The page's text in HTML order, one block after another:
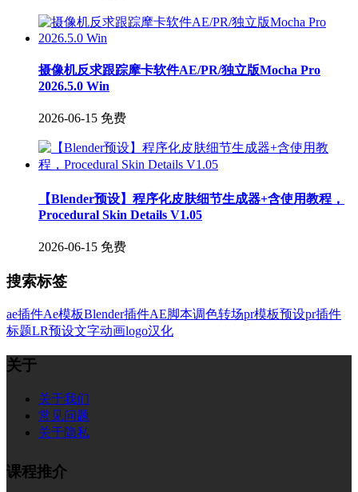
摄像机反求跟踪摩卡软件AE/PR/独立版Mocha Pro
2026.5.0 Win
2026-06-15 免费
【Blender预设】程序化皮肤细节生成器+含使用教程，
Procedural Skin Details V1.05
2026-06-15 免费
搜索标签
ae插件Ae模板Blender插件AE脚本调色转场pr模板预设pr插件
标题LR预设文字动画logo汉化
关于
关于我们
常见问题
关于隐私
课程推介